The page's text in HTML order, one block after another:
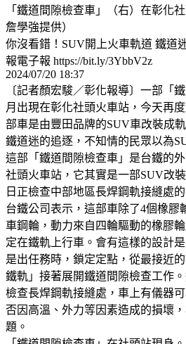
「鐵道間隙檢查車」（右）在彰化
詹學強提供）
你沒看錯！SUV開上火車軌道 鐵道
報電子報 https://bit.ly/3YbbV2z
2024/07/20 18:37
〔記者顏宏駿／彰化報導〕一部「
月出現在彰化社頭火車站，今天再
部車是由豐田品牌的SUV車改裝成
鐵道迷的追逐，不知情的民眾以為
這部「鐵道間隙檢查車」是台鐵的
社頭火車站，它其實是一部SUV改
日正檢查中部地區長焊鋼軌接縫處
台鐵公司表示，這部車除了4個橡膠
車鋼輪，動力來自四輪驅動的橡膠
定在鐵軌上行車。會有這樣的設計
是出任務時，鎖定定點，從最接近
鐵軌」接著展開鐵道間隙檢查工作
檢查長焊鋼軌接縫處，車上有儀器
否因高溫、外力等因素造成的損壞
題。